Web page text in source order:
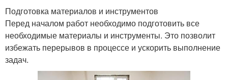
Подготовка материалов и инструментов
Перед началом работ необходимо подготовить все
необходимые материалы и инструменты. Это позволит
избежать перерывов в процессе и ускорить выполнение
задач.